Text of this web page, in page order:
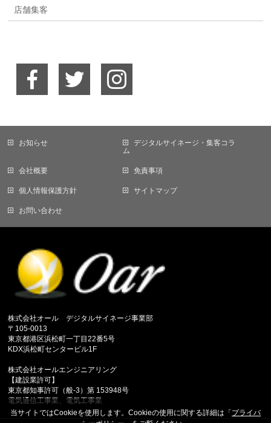
当サイトではCookieを使用します。Cookieの使用に関する詳細は「プライバ
店舗集客
お知らせ
デジタルサイネージ・集客コラ
ム
会社概要 免責事項
個人情報保護方針 サイトマップ
お問い合わせ
株式会社オール デジタルサイネージ事業部
〒105-0013
東京都港区浜松町一丁目22番5号
KDX浜松町センタービル1F
株式会社オールエンジニアリング
【建設業許可】
東京都知事許可（般-3）第 153948号
電気通信工事業、電気工事業